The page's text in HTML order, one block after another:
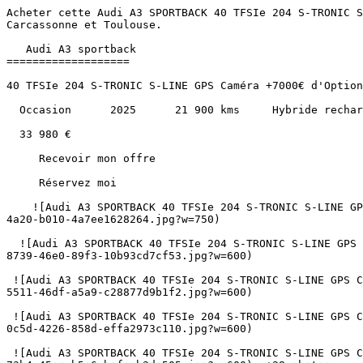
Acheter cette Audi A3 SPORTBACK 40 TFSIe 204 S-TRONIC S-LINE GPS Caméra +7000€ d'Options Hybride rechargeable au prix de 33980€ à Albi, Montauban, Castres, Cahors, Carcassonne et Toulouse.               

   Audi A3 sportback 
===================

40 TFSIe 204 S-TRONIC S-LINE GPS Caméra +7000€ d'Options

  Occasion      2025      21 900 kms     Hybride rechargeable      Automatique 

  33 980 €   

     Recevoir mon offre 

     Réservez moi 

    ![Audi A3 SPORTBACK 40 TFSIe 204 S-TRONIC S-LINE GPS Caméra +7000€ d'Options](https://www.sndiffusion.fr/photos/evialog_photos/logvo/15/1783/93/eb1a099e-ec20-4a20-b010-4a7ee1628264.jpg?w=750)  

  ![Audi A3 SPORTBACK 40 TFSIe 204 S-TRONIC S-LINE GPS Caméra +7000€ d'Options - Photo 2](https://www.sndiffusion.fr/photos/evialog_photos/logvo/15/1783/93/b3ccbcd9-8739-46e0-89f3-10b93cd7cf53.jpg?w=600)  

 ![Audi A3 SPORTBACK 40 TFSIe 204 S-TRONIC S-LINE GPS Caméra +7000€ d'Options - Photo 3](https://www.sndiffusion.fr/photos/evialog_photos/logvo/15/1783/93/168f5302-5511-46df-a5a9-c28877d9b1f2.jpg?w=600)  

 ![Audi A3 SPORTBACK 40 TFSIe 204 S-TRONIC S-LINE GPS Caméra +7000€ d'Options - Photo 4](https://www.sndiffusion.fr/photos/evialog_photos/logvo/15/1783/93/4f75b571-0c5d-4226-858d-effa2973c110.jpg?w=600)  

 ![Audi A3 SPORTBACK 40 TFSIe 204 S-TRONIC S-LINE GPS Caméra +7000€ d'Options - Photo 5](https://www.sndiffusion.fr/photos/evialog_photos/logvo/15/1783/93/79ccd8ef-73b4-45ec-b5e6-bafaeb2de505.jpg?w=600)  +28 photos 

        /  

      ![]() 

 ![]() 

 ![]() 

   ![Photo 1]() 

       ![]()   

   Occasion      2025      21 900 kms     Hybride rechargeable      Automatique 

  Caractéristiques
----------------

     Partager   

Année

2025

Kilométrage

21 900 km

Énergie

Hybride rechargeable

Boîte de vitesses

Automatique

Puissance

204 ch / 8 cv fiscaux

Portes

5

Places

5

Cylindrée

1395 cm³

Couleur extérieure

Noir mythic metal

Couleur intérieure

Noir

Sellerie

Cuir / tissus

1ère immatriculation

30/05/2025

Référence

59609

  Points forts
------------

     Hayon motorisé     Sièges électriques     Apple Carplay / Android Auto     Caméra de recul    + 50 autres  

     Consommation et émissions
-------------------------

        A   

CO₂

26 g/km

   ![Crit'Air 1](https://www.sndiffusion.fr/images/critair/vignette-critair-1.png)Crit'Air

1

    Équipements
-----------

 ### Options incluses (10)

   Total   7 543 €  

    Direction Progressive 

   188 €   

   Eclairage d'Ambiance 

   312 €   

   Hayon Motorisé 

   535 €   

   Pack Assistance Conduite 

   847 €   

   Pack Confort 

   517 €   

   Pack Confort Plus 

   946 €   

   Pack Infotainment Navigation Plus 

   2 240 €   

   Pare-Brise verre insonorisant 

   187 €   

   Peinture Métal 

   900 €   

   Phares Matrix LED 

   871 €   

  ### Équipements de série (44)

    4 vitres électriques 

   Accoudoir central avant 

   Aileron de toit S line 

   Apple Car Play Android Auto 

   Appui tête AV et AR 

   Audi Drive Select 

   Audi SmartPhone Interface 

   Audi cruise control 

   Audi hold assist 

   Audi parking system plus Radar AV/AR 

   Audi sound system 

   Autonomie Maximale Electrique : 142Kms WLTP 

   Banquette 40/60 

   Caméra